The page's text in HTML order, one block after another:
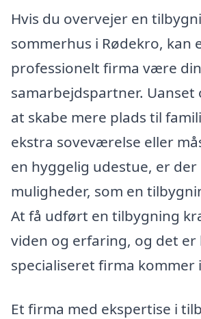
Hvis du overvejer en
sommerhus i Rødekro, kan
professionelt firma være
samarbejdspartner. Uanset
at skabe mere plads til
ekstra soveværelse eller
en hyggelig udestue, er der
muligheder, som en
At få udført en tilbygning
viden og erfaring, og det er
specialiseret firma kommer
Et firma med ekspertise i